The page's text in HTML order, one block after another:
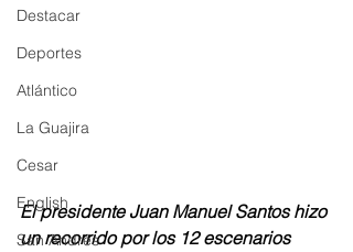
Destacar
Deportes
Atlántico
La Guajira
Cesar
English
San Andres
El presidente Juan Manuel Santos hizo
un recorrido por los 12 escenarios